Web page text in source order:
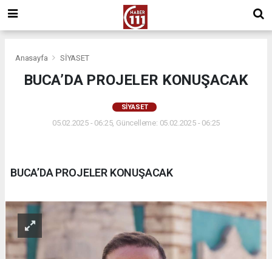
Anasayfa SİYASET
BUCA’DA PROJELER KONUŞACAK
SİYASET
05.02.2025 - 06:25, Güncelleme: 05.02.2025 - 06:25
BUCA’DA PROJELER KONUŞACAK